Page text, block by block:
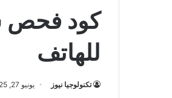
كود فحص
للهاتف
تكنولوجيا نيوز يونيو 27, 2025